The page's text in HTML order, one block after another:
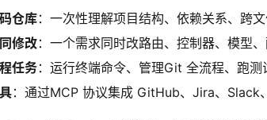
仓库：一次性理解项目结构、依赖关系、跨
修改：一个需求同时改路由、控制器、模型
任务：运行终端命令、管理Git 全流程、跑测
：通过MCP 协议集成 GitHub、Jira、Slack